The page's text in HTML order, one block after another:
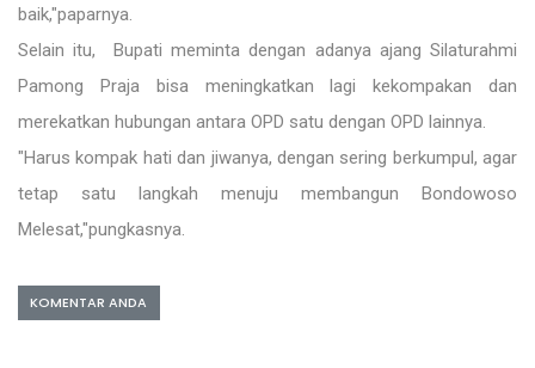
baik,"paparnya.
Selain itu, Bupati meminta dengan adanya ajang Silaturahmi
Pamong Praja bisa meningkatkan lagi kekompakan dan
merekatkan hubungan antara OPD satu dengan OPD lainnya.
"Harus kompak hati dan jiwanya, dengan sering berkumpul, agar
tetap satu langkah menuju membangun Bondowoso
Melesat,"pungkasnya.
KOMENTAR ANDA